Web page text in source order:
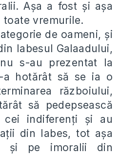
Așa a fost și așa
vremurile.
de oameni, și
Iabesul Galaadului,
s-au prezentat la
a hotărât să se ia o
războiului,
să pedepsească
cei indiferenți și au
din Iabes, tot așa
și pe imoralii din